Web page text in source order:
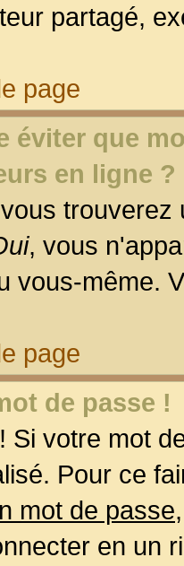
partagé,
page
éviter que
en ligne ?
, vous
vous-même.
page
de passe !
Si votre mot
Pour ce
mot de passe
en un